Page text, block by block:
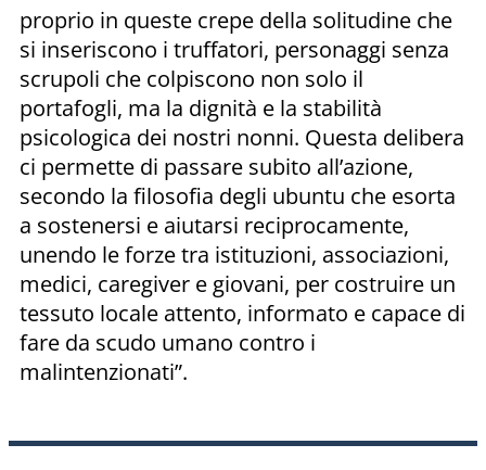
proprio in queste crepe della solitudine che
si inseriscono i truffatori, personaggi senza
scrupoli che colpiscono non solo il
portafogli, ma la dignità e la stabilità
psicologica dei nostri nonni. Questa delibera
ci permette di passare subito all’azione,
secondo la filosofia degli ubuntu che esorta
a sostenersi e aiutarsi reciprocamente,
unendo le forze tra istituzioni, associazioni,
medici, caregiver e giovani, per costruire un
tessuto locale attento, informato e capace di
fare da scudo umano contro i
malintenzionati”.